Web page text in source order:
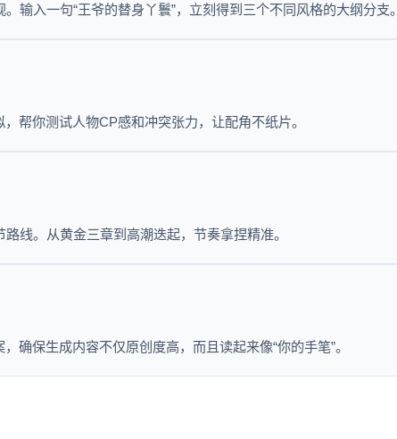
输入一句“王爷的替身丫鬟”，立刻得到三个不同风格的大纲分支。
帮你测试人物CP感和冲突张力，让配角不纸片。
线。从黄金三章到高潮迭起，节奏拿捏精准。
确保生成内容不仅原创度高，而且读起来像“你的手笔”。